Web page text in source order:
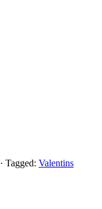
· Tagged: Valentins